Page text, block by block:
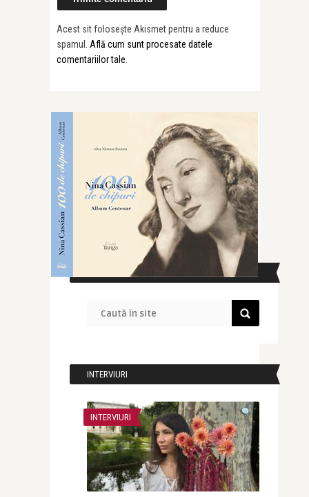
Acest sit folosește Akismet pentru a reduce
spamul. Află cum sunt procesate datele
comentariilor tale.
CAUTĂ ÎN SITE
INTERVIURI
INTERVIURI